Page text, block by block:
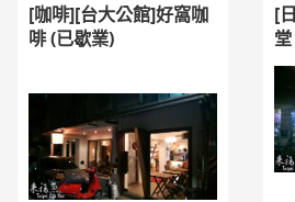
[咖啡][台大公館]好窩咖
啡 (已歇業)
[